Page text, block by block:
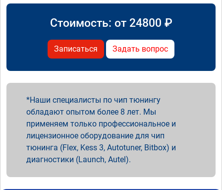
Стоимость: от 24800 ₽
Записаться Задать вопрос
Наши специалисты по чип тюнингу
обладают опытом более 8 лет. Мы
применяем только профессиональное и
лицензионное оборудование для чип
тюнинга (Flex, Kess 3, Autotuner, Bitbox) и
диагностики (Launch, Autel).